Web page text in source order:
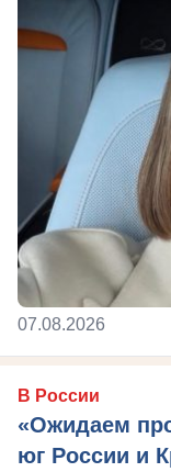
07.08.2026
В России
«Ожидаем
юг России и